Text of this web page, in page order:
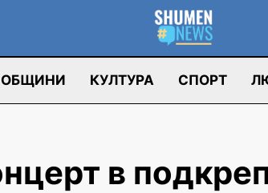
ОБЩИНИ КУЛТУРА СПОРТ
в